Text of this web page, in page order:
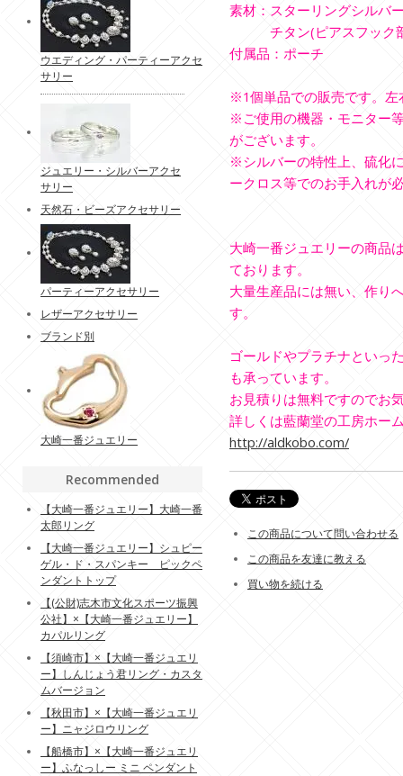
素材：スターリングシルバ
チタン(ピアスフック
付属品：ポーチ
※1個単品での販売です。
※ご使用の機器・モニター
がございます。
※シルバーの特性上、硫化
ークロス等でのお手入れが
大崎一番ジュエリーの商品
ております。
大量生産品には無い、作り
す。
ゴールドやプラチナといっ
も承っています。
お見積りは無料ですのでお
詳しくは藍蘭堂の工房ホー
http://aldkobo.com/
この商品について問い合わせる
この商品を友達に教える
買い物を続ける
ウエディング・パーティーアクセ
サリー
ジュエリー・シルバーアクセ
サリー
天然石・ビーズアクセサリー
パーティーアクセサリー
レザーアクセサリー
ブランド別
大崎一番ジュエリー
Recommended
【大崎一番ジュエリー】大崎一番
太郎リング
【大崎一番ジュエリー】シュピー
ゲル・ド・スパンキー ピックペ
ンダントトップ
【(公財)志木市文化スポーツ振興
公社】×【大崎一番ジュエリー】
カパルリング
【須崎市】×【大崎一番ジュエリ
ー】しんじょう君リング・カスタ
ムバージョン
【秋田市】×【大崎一番ジュエリ
ー】ニャジロウリング
【船橋市】×【大崎一番ジュエリ
ー】ふなっしー ミニ ペンダント